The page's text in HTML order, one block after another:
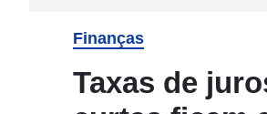
Finanças
Taxas de